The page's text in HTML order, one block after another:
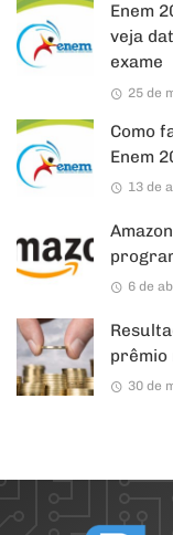
Enem
veja
exame
25 de
Como
Enem
13 de
6 de
prêmio
30 de